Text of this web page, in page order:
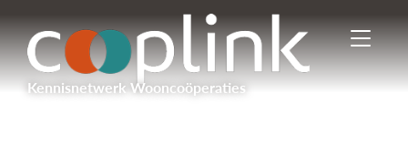
Kennisnetwerk Wooncoöperaties
I
n
-